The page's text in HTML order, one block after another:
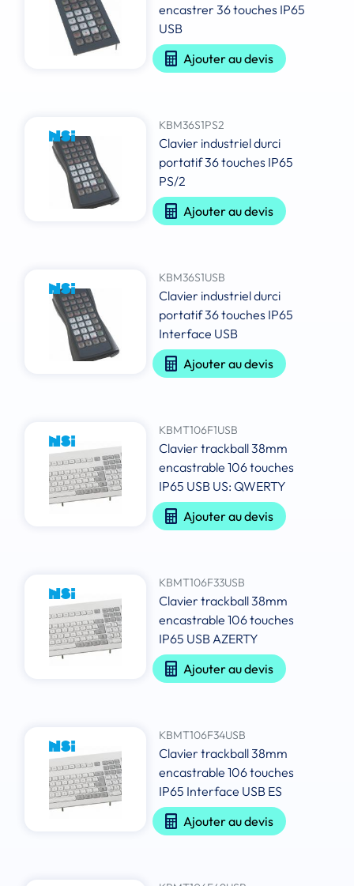
encastrer 36 touches IP65
USB
Ajouter au devis
KBM36S1PS2
Clavier industriel durci
portatif 36 touches IP65
PS/2
Ajouter au devis
KBM36S1USB
Clavier industriel durci
portatif 36 touches IP65
Interface USB
Ajouter au devis
KBMT106F1USB
Clavier trackball 38mm
encastrable 106 touches
IP65 USB US: QWERTY
Ajouter au devis
KBMT106F33USB
Clavier trackball 38mm
encastrable 106 touches
IP65 USB AZERTY
Ajouter au devis
KBMT106F34USB
Clavier trackball 38mm
encastrable 106 touches
IP65 Interface USB ES
Ajouter au devis